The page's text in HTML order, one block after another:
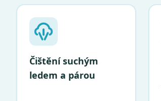
Čištění suchým
ledem a párou